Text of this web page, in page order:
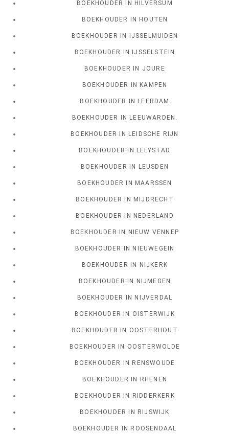
BOEKHOUDER IN HILVERSUM
BOEKHOUDER IN HOUTEN
BOEKHOUDER IN IJSSELMUIDEN
BOEKHOUDER IN IJSSELSTEIN
BOEKHOUDER IN JOURE
BOEKHOUDER IN KAMPEN
BOEKHOUDER IN LEERDAM
BOEKHOUDER IN LEEUWARDEN.
BOEKHOUDER IN LEIDSCHE RIJN
BOEKHOUDER IN LELYSTAD
BOEKHOUDER IN LEUSDEN
BOEKHOUDER IN MAARSSEN
BOEKHOUDER IN MIJDRECHT
BOEKHOUDER IN NEDERLAND
BOEKHOUDER IN NIEUW VENNEP
BOEKHOUDER IN NIEUWEGEIN
BOEKHOUDER IN NIJKERK
BOEKHOUDER IN NIJMEGEN
BOEKHOUDER IN NIJVERDAL
BOEKHOUDER IN OISTERWIJK
BOEKHOUDER IN OOSTERHOUT
BOEKHOUDER IN OOSTERWOLDE
BOEKHOUDER IN RENSWOUDE
BOEKHOUDER IN RHENEN
BOEKHOUDER IN RIDDERKERK
BOEKHOUDER IN RIJSWIJK
BOEKHOUDER IN ROOSENDAAL